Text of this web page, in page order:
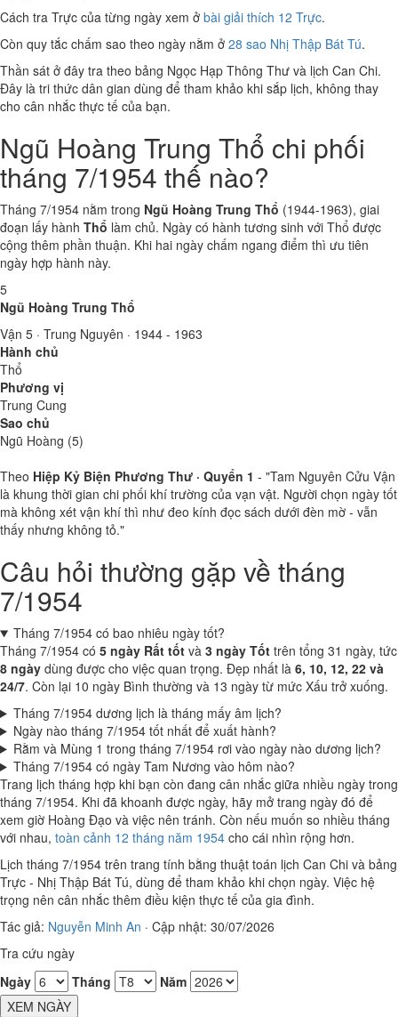
Cách tra Trực của từng ngày xem ở bài giải thích 12 Trực.
Còn quy tắc chấm sao theo ngày nằm ở 28 sao Nhị Thập Bát Tú.
Thần sát ở đây tra theo bảng Ngọc Hạp Thông Thư và lịch Can Chi.
Đây là tri thức dân gian dùng để tham khảo khi sắp lịch, không thay
cho cân nhắc thực tế của bạn.
Ngũ Hoàng Trung Thổ chi phối
tháng 7/1954 thế nào?
Tháng 7/1954 nằm trong Ngũ Hoàng Trung Thổ (1944-1963), giai
đoạn lấy hành Thổ làm chủ. Ngày có hành tương sinh với Thổ được
cộng thêm phần thuận. Khi hai ngày chấm ngang điểm thì ưu tiên
ngày hợp hành này.
5
Ngũ Hoàng Trung Thổ
Vận 5 · Trung Nguyên · 1944 - 1963
Hành chủ
Thổ
Phương vị
Trung Cung
Sao chủ
Ngũ Hoàng (5)
Theo Hiệp Kỷ Biện Phương Thư · Quyển 1 - "Tam Nguyên Cửu Vận
là khung thời gian chi phối khí trường của vạn vật. Người chọn ngày tốt
mà không xét vận khí thì như đeo kính đọc sách dưới đèn mờ - vẫn
thấy nhưng không tỏ."
Câu hỏi thường gặp về tháng
7/1954
Tháng 7/1954 có bao nhiêu ngày tốt?
Tháng 7/1954 có 5 ngày Rất tốt và 3 ngày Tốt trên tổng 31 ngày, tức
8 ngày dùng được cho việc quan trọng. Đẹp nhất là 6, 10, 12, 22 và
24/7. Còn lại 10 ngày Bình thường và 13 ngày từ mức Xấu trở xuống.
Tháng 7/1954 dương lịch là tháng mấy âm lịch?
Ngày nào tháng 7/1954 tốt nhất để xuất hành?
Rằm và Mùng 1 trong tháng 7/1954 rơi vào ngày nào dương lịch?
Tháng 7/1954 có ngày Tam Nương vào hôm nào?
Trang lịch tháng hợp khi bạn còn đang cân nhắc giữa nhiều ngày trong
tháng 7/1954. Khi đã khoanh được ngày, hãy mở trang ngày đó để
xem giờ Hoàng Đạo và việc nên tránh. Còn nếu muốn so nhiều tháng
với nhau, toàn cảnh 12 tháng năm 1954 cho cái nhìn rộng hơn.
Lịch tháng 7/1954 trên trang tính bằng thuật toán lịch Can Chi và bảng
Trực - Nhị Thập Bát Tú, dùng để tham khảo khi chọn ngày. Việc hệ
trọng nên cân nhắc thêm điều kiện thực tế của gia đình.
Tác giả: Nguyễn Minh An · Cập nhật: 30/07/2026
Tra cứu ngày
Ngày
Tháng
Năm
XEM NGÀY